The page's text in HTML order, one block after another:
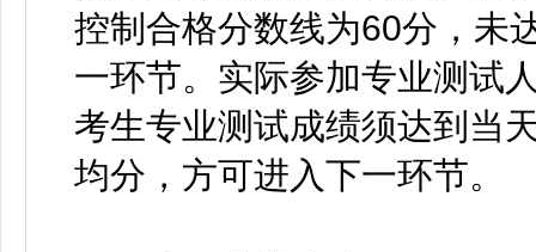
控制合格分数线为60分，未
一环节。实际参加专业测试
考生专业测试成绩须达到当
均分，方可进入下一环节。